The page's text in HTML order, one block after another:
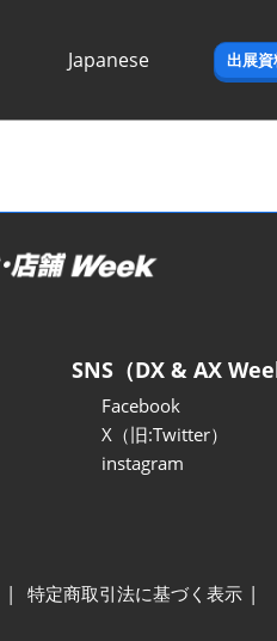
Japanese
出展
SNS（DX & AX
Facebook
X（旧:Twitter）
instagram
特定商取引法に基づく表示